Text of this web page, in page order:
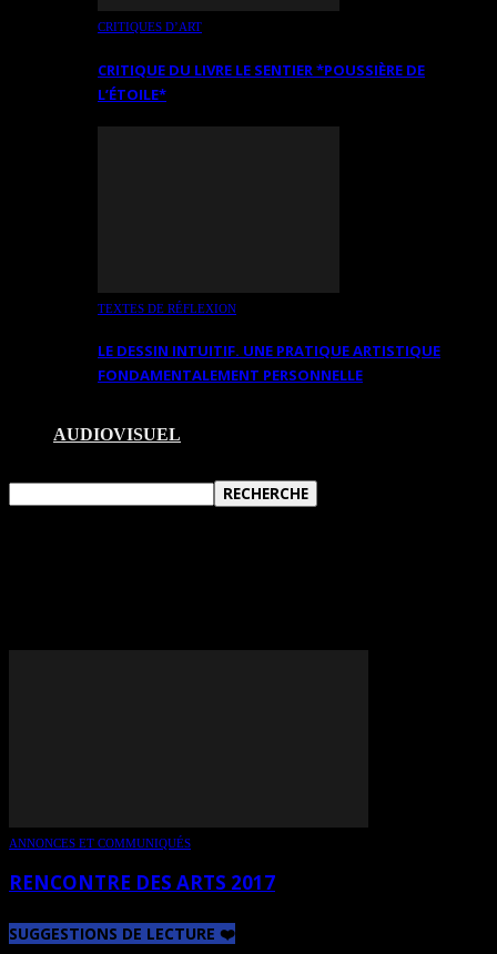
CRITIQUES D’ART
CRITIQUE DU LIVRE LE SENTIER *POUSSIÈRE DE
L’ÉTOILE*
TEXTES DE RÉFLEXION
LE DESSIN INTUITIF. UNE PRATIQUE ARTISTIQUE
FONDAMENTALEMENT PERSONNELLE
AUDIOVISUEL
ANNONCES ET COMMUNIQUÉS
RENCONTRE DES ARTS 2017
SUGGESTIONS DE LECTURE ❤️